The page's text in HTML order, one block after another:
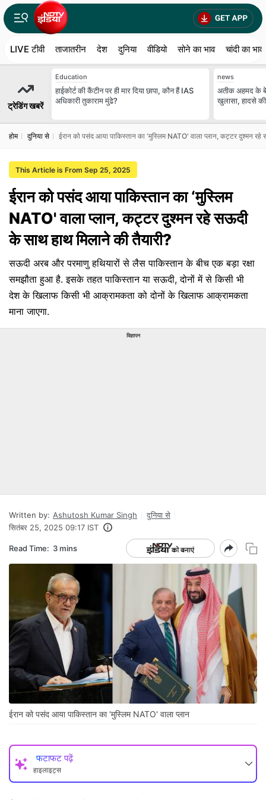
LIVE टीवी ताजातरीन देश दुनिया वीडियो सोने का भाव चांदी का भाव
ट्रेडिंग खबरें
Education
हाईकोर्ट की कैंटीन पर ही मार दिया छापा, कौन हैं IAS
अधिकारी तुकाराम मुंढे?
news
अतीक अहमद के
खुलासा, हादसे की
होम दुनिया से ईरान को पसंद आया पाकिस्तान का ‘मुस्लिम NATO' वाला प्लान, कट्टर दुश्मन रहे
This Article is From Sep 25, 2025
ईरान को पसंद आया पाकिस्तान का ‘मुस्लिम
NATO' वाला प्लान, कट्टर दुश्मन रहे सऊदी
के साथ हाथ मिलाने की तैयारी?
सऊदी अरब और परमाणु हथियारों से लैस पाकिस्तान के बीच एक बड़ा रक्षा
समझौता हुआ है. इसके तहत पाकिस्तान या सऊदी, दोनों में से किसी भी
देश के खिलाफ किसी भी आक्रामकता को दोनों के खिलाफ आक्रामकता
माना जाएगा.
विज्ञापन
Written by: Ashutosh Kumar Singh
दुनिया से
सितंबर 25, 2025 09:17 IST
Read Time: 3 mins
ईरान को पसंद आया पाकिस्तान का ‘मुस्लिम NATO' वाला प्लान
फटाफट पढ़ें
हाइलाइट्स